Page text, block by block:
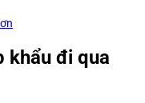
khẩu đi qua